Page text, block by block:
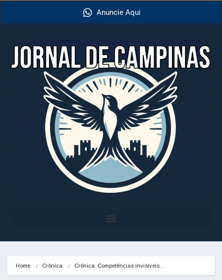
Anuncie Aqui
Home Crônica Crônica: Competências invisíveis…